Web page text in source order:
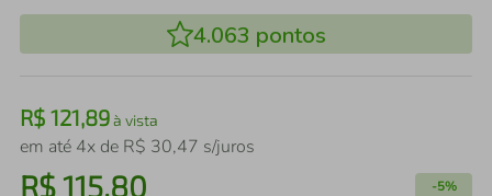
4.063 pontos
R$ 121,89à vista
em até 4x de R$ 30,47 s/juros
R$115,80 -5%